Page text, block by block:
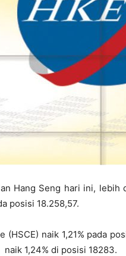
Hang Seng hari ini, lebih
posisi 18.258,57.
naik 1,21% pada
1,24% di posisi 18283.